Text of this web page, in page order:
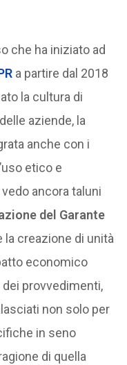
che ha iniziato ad
a partire dal 2018
la cultura di
aziende, la
anche con i
etico e
ancora taluni
del Garante
la creazione di unità
economico
provvedimenti,
non solo per
in seno
di quella